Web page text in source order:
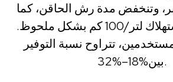
وتنخفض مدة رش الحاقن، كما
تنخفض قيم الاستهلاك لتر/100 كم بشكل ملحوظ.
تتراوح نسبة التوفير
بين%18–%32.